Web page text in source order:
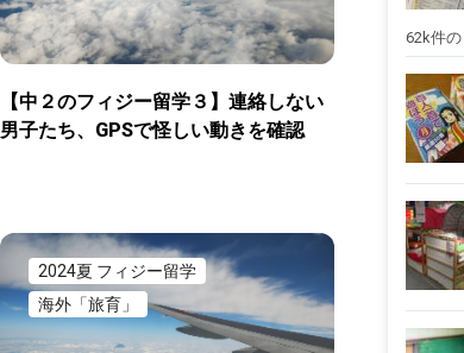
【中２のフィジー留学３】連絡しない
男子たち、GPSで怪しい動きを確認
2024夏 フィジー留学
海外「旅育」
62k件